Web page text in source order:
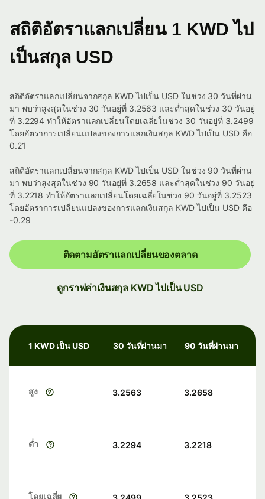
สถิติอัตราแลกเปลี่ยน 1 KWD ไป
เป็นสกุล USD
สถิติอัตราแลกเปลี่ยนจากสกุล KWD ไปเป็น USD ในช่วง 30 วันที่ผ่าน
มา พบว่าสูงสุดในช่วง 30 วันอยู่ที่ 3.2563 และต่ำสุดในช่วง 30 วันอยู่
ที่ 3.2294 ทำให้อัตราแลกเปลี่ยนโดยเฉลี่ยในช่วง 30 วันอยู่ที่ 3.2499
โดยอัตราการเปลี่ยนแปลงของการแลกเงินสกุล KWD ไปเป็น USD คือ
0.21
สถิติอัตราแลกเปลี่ยนจากสกุล KWD ไปเป็น USD ในช่วง 90 วันที่ผ่าน
มา พบว่าสูงสุดในช่วง 90 วันอยู่ที่ 3.2658 และต่ำสุดในช่วง 90 วันอยู่
ที่ 3.2218 ทำให้อัตราแลกเปลี่ยนโดยเฉลี่ยในช่วง 90 วันอยู่ที่ 3.2523
โดยอัตราการเปลี่ยนแปลงของการแลกเงินสกุล KWD ไปเป็น USD คือ
-0.29
ติดตามอัตราแลกเปลี่ยนของตลาด
ดูกราฟค่าเงินสกุล KWD ไปเป็น USD
1 KWD เป็น USD 30 วันที่ผ่านมา 90 วันที่ผ่านมา
สูง 3.2563 3.2658
ต่ำ 3.2294 3.2218
โดยเฉลี่ย